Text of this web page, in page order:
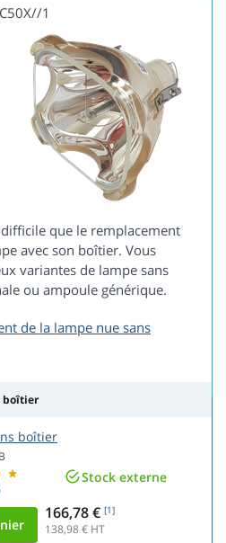
1
que le remplacement
avec son boîtier. Vous
variantes de lampe sans
ou ampoule générique.
de la lampe nue sans
boîtier
boîtier
Stock externe
166,78 € [1]
138,98€ HT